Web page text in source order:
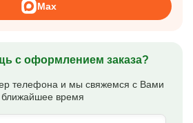
Max
с оформлением заказа?
телефона и мы свяжемся с Вами
ближайшее время